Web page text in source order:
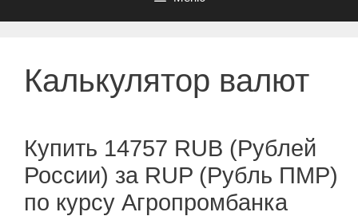
Калькулятор валют
Купить 14757 RUB (Рублей
России) за RUP (Рубль ПМР)
по курсу Агропромбанка